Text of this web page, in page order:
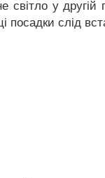
світло у
слід